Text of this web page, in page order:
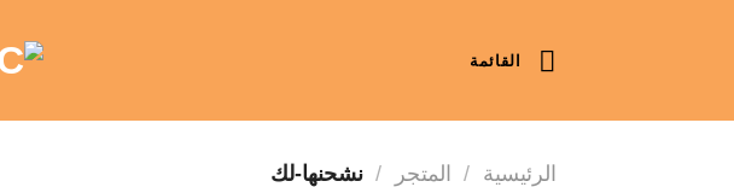
القائمة
الرئيسية / المتجر / نشحنها-لك